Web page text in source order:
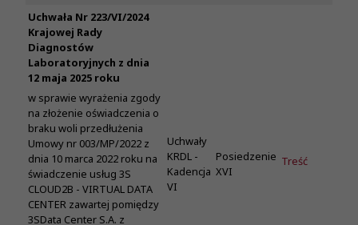
Uchwała Nr 223/VI/2024
Krajowej Rady
Diagnostów
Laboratoryjnych z dnia
12 maja 2025 roku
w sprawie wyrażenia zgody
na złożenie oświadczenia o
braku woli przedłużenia
Umowy nr 003/MP/2022 z
dnia 10 marca 2022 roku na
świadczenie usług 3S
CLOUD2B - VIRTUAL DATA
CENTER zawartej pomiędzy
3SData Center S.A. z
Uchwały
KRDL -
Kadencja
VI
Posiedzenie
XVI
Treść